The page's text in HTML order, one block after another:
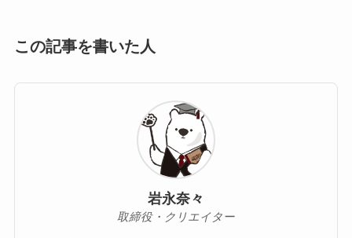
この記事を書いた人
岩永奈々
取締役・クリエイター